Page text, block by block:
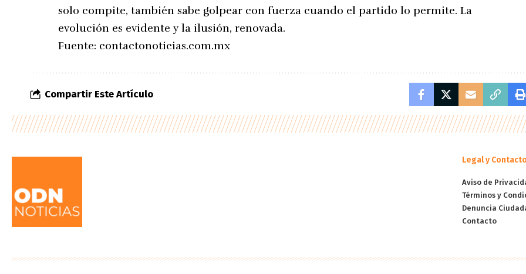
solo compite, también sabe golpear con fuerza cuando el partido lo permite. La
evolución es evidente y la ilusión, renovada.
Fuente: contactonoticias.com.mx
Compartir Este Artículo
Legal y Contacto
Aviso de
Términos y
Denuncia
Contacto